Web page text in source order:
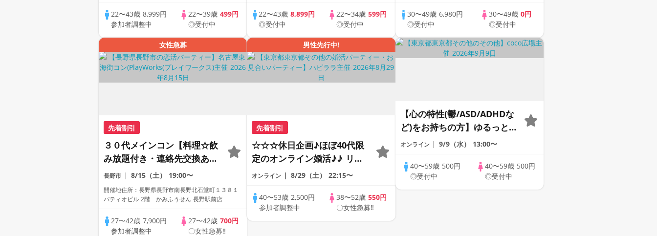
22〜43歳 8,999円
参加者調整中
22〜39歳 499円
◎受付中
22〜43歳8,899円
◎受付中
22〜34歳599円
◎受付中
30〜49歳6,980円
◎受付中
30〜49歳 0円
◎受付中
女性急募
先着割引
３０代メインコン【料理☆飲
み放題付き・連絡先交換あ
り・完全着席型】１名参加多
数・初参加も大歓迎☆
長野市 8/15（土） 19:00〜
開催地住所：長野県長野市南長野北石堂町１３８１
パティオビル 2階 かみふうせん 長野駅前店
27〜42歳 7,900円
参加者調整中
27〜42歳 700円
〇女性急募‼
男性先行中!
先着割引
☆☆☆休日企画♪ほぼ40代限
定のオンライン婚活♪♪ リモ
ートの出会い応援♪♪ おうち
の方が対象☆ 司会進行あり
♪♪ THE 44s ONLINE
PARTY!!
オンライン 8/29（土） 22:15〜
40〜53歳 2,500円
参加者調整中
38〜52歳550円
〇女性急募‼
【心の特性(鬱/ASD/ADHDな
ど)をお持ちの方】ゆるっとお
話し会《40代50代限定》＠オ
オンライン 9/9（水） 13:00〜
40〜59歳 500円
◎受付中
40〜59歳 500円
◎受付中